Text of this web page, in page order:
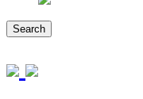
Search